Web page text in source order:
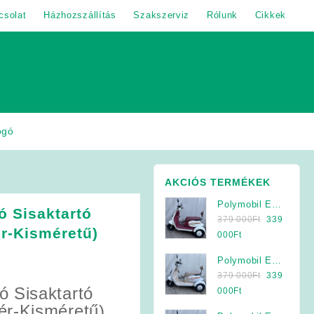
Házhozszállítás Szakszerviz Rólunk Cikkek
Sisaktartó
Kisméretű)
Sisaktartó
AKCIÓS TERMÉKEK
Polymobil E-
MOB 40/A
Elektromos
Jármű (Krém-
Bordó)
379 000Ft Original
379
000Ft.
339
000FtCurrent
is:
339
000Ft.
Polymobil E-
MOB 40/A
Elektromos
379 000Ft Original
339
000FtCurrent